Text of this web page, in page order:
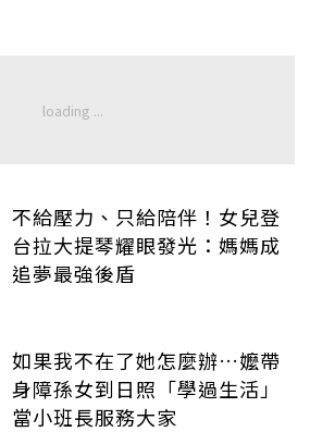
不給壓力、只給陪伴！女兒登
台拉大提琴耀眼發光：媽媽成
追夢最強後盾
如果我不在了她怎麼辦…嬤帶
身障孫女到日照「學過生活」
當小班長服務大家